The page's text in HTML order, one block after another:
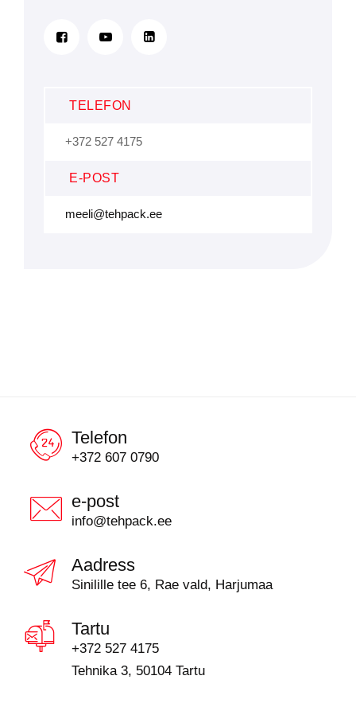
TELEFON
+372 527 4175
E-POST
meeli@tehpack.ee
Telefon
+372 607 0790
e-post
info@tehpack.ee
Aadress
Sinilille tee 6, Rae vald, Harjumaa
Tartu
+372 527 4175
Tehnika 3, 50104 Tartu